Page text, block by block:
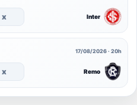
x Inter
17/08/2026 · 20h
x Remo